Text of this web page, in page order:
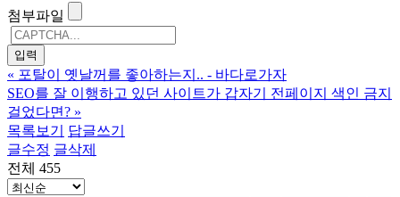
첨부파일
« 포탈이 옛날꺼를 좋아하는지.. - 바다로가자
SEO를 잘 이행하고 있던 사이트가 갑자기 전페이지 색인 금지
걸었다면? »
목록보기
답글쓰기
글수정 글삭제
전체 455